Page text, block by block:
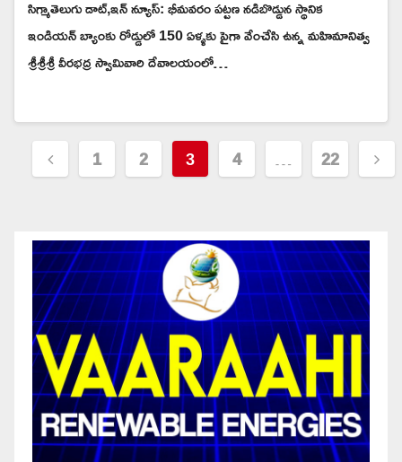
సిగ్మాతెలుగు డాట్,ఇన్ న్యూస్: భీమవరం పట్టణ నడిబొడ్డున స్థానిక
ఇండియన్ బ్యాంకు రోడ్డులో 150 ఏళ్ళకు పైగా వేంచేసి ఉన్న మహిమానిత్వ
శ్రీశ్రీశ్రీ వీరభద్ర స్వామివారి దేవాలయంలో…
Posts
1 2 3 4 … 22